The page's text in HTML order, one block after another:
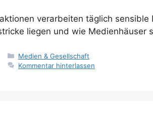
verarbeiten täglich
liegen und wie Medienhäuser
Kategorien
Medien & Gesellschaft
Kommentar hinterlassen